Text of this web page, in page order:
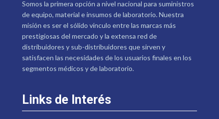
Somos la primera opción a nivel nacional para suministros
de equipo, material e insumos de laboratorio. Nuestra
misión es ser el sólido vínculo entre las marcas más
prestigiosas del mercado y la extensa red de
distribuidores y sub-distribuidores que sirven y
satisfacen las necesidades de los usuarios finales en los
segmentos médicos y de laboratorio.
Links de Interés